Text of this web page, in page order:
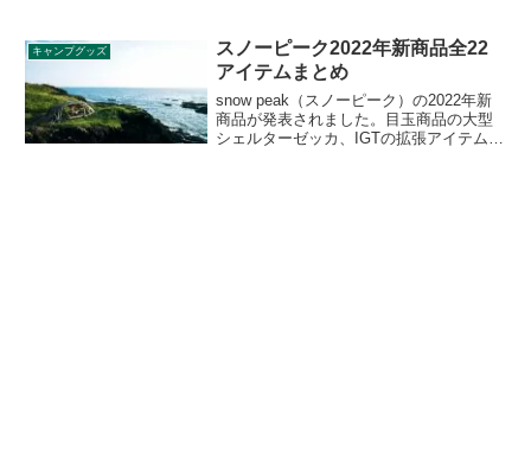
ーンで活躍するライトファンです。詳細
をレビューします。
キャンプグッズ
スノーピーク2022年新商品全22
アイテムまとめ
snow peak（スノーピーク）の2022年新
商品が発表されました。目玉商品の大型
シェルターゼッカ、IGTの拡張アイテム、